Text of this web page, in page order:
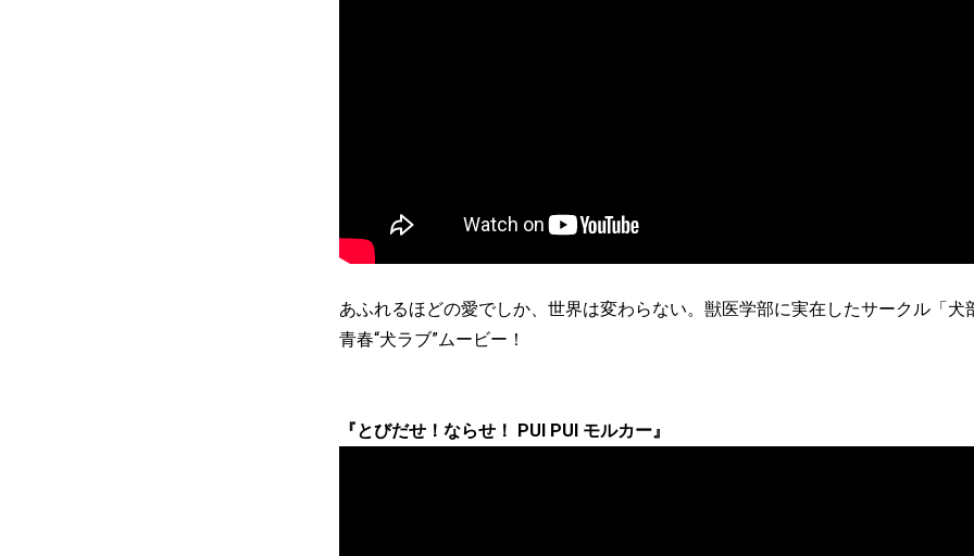
あふれるほどの愛でしか、世界は変わらない。獣医学部に実在したサークル「犬
青春“犬ラブ”ムービー！
『とびだせ！ならせ！ PUI PUI モルカー』